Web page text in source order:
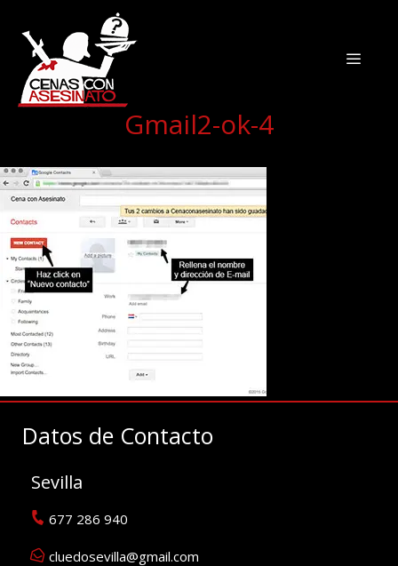
Gmail2-ok-4
Datos de Contacto
Sevilla
677 286 940
cluedosevilla@gmail.com